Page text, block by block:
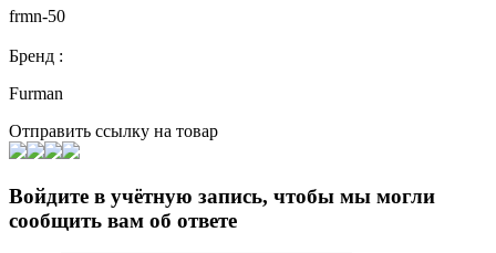
frmn-50
Бренд :
Furman
Отправить ссылку на товар
Войдите в учётную запись, чтобы мы могли
сообщить вам об ответе